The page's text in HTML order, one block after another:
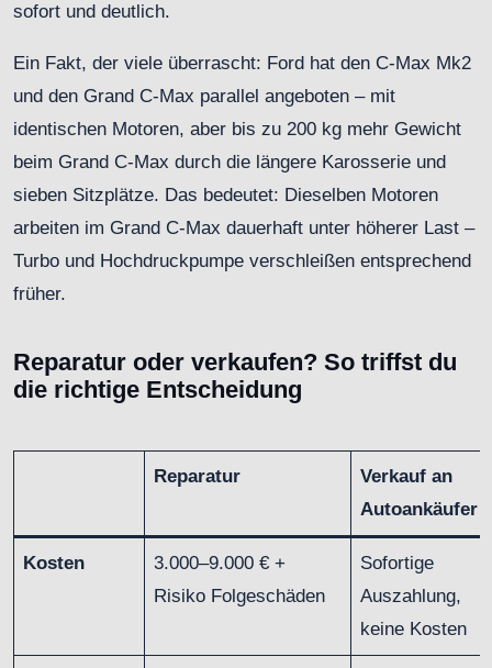
sofort und deutlich.
Ein Fakt, der viele überrascht: Ford hat den C-Max Mk2
und den Grand C-Max parallel angeboten – mit
identischen Motoren, aber bis zu 200 kg mehr Gewicht
beim Grand C-Max durch die längere Karosserie und
sieben Sitzplätze. Das bedeutet: Dieselben Motoren
arbeiten im Grand C-Max dauerhaft unter höherer Last –
Turbo und Hochdruckpumpe verschleißen entsprechend
früher.
Reparatur oder verkaufen? So triffst du
die richtige Entscheidung
Reparatur
Verkauf an
Autoankäufer
Kosten
3.000–9.000 € +
Risiko Folgeschäden
Sofortige
Auszahlung,
keine Kosten